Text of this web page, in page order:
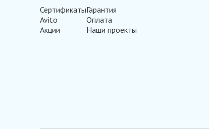
Сертификаты
Avito
Акции
Гарантия
Оплата
Наши проекты